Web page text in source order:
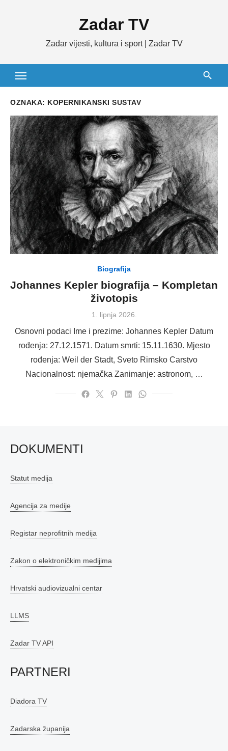
Zadar TV
Zadar vijesti, kultura i sport | Zadar TV
OZNAKA: KOPERNIKANSKI SUSTAV
Biografija
Johannes Kepler biografija – Kompletan
životopis
Posted
1. lipnja 2026.
Osnovni podaci Ime i prezime: Johannes Kepler Datum
rođenja: 27.12.1571. Datum smrti: 15.11.1630. Mjesto
rođenja: Weil der Stadt, Sveto Rimsko Carstvo
Nacionalnost: njemačka Zanimanje: astronom, …
DOKUMENTI
Statut medija
Agencija za medije
Registar neprofitnih medija
Zakon o elektroničkim medijima
Hrvatski audiovizualni centar
LLMS
Zadar TV API
PARTNERI
Diadora TV
Zadarska županija